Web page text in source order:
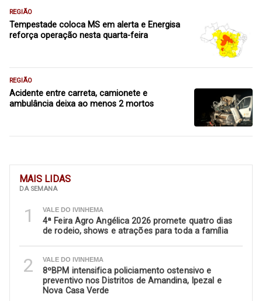
MAIS LIDAS
DA SEMANA
1 VALE DO IVINHEMA
4ª Feira Agro Angélica 2026 promete quatro dias
de rodeio, shows e atrações para toda a família
2 VALE DO IVINHEMA
8ºBPM intensifica policiamento ostensivo e
preventivo nos Distritos de Amandina, Ipezal e
Nova Casa Verde
REGIÃO
Tempestade coloca MS em alerta e Energisa
reforça operação nesta quarta-feira
REGIÃO
Acidente entre carreta, camionete e
ambulância deixa ao menos 2 mortos